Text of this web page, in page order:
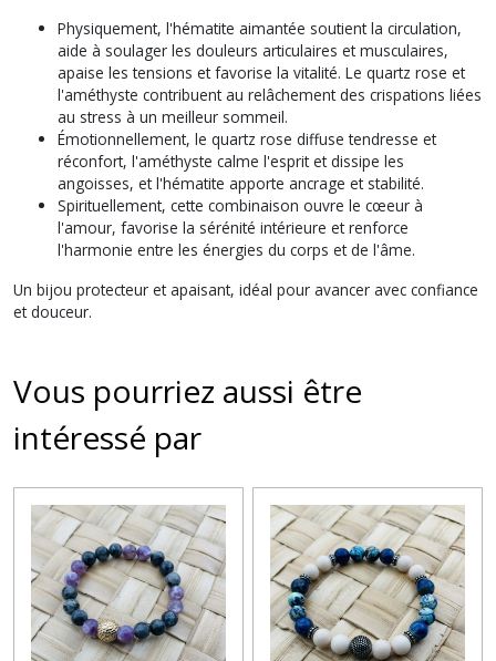
Physiquement, l'hématite aimantée soutient la circulation,
aide à soulager les douleurs articulaires et musculaires,
apaise les tensions et favorise la vitalité. Le quartz rose et
l'améthyste contribuent au relâchement des crispations liées
au stress à un meilleur sommeil.
Émotionnellement, le quartz rose diffuse tendresse et
réconfort, l'améthyste calme l'esprit et dissipe les
angoisses, et l'hématite apporte ancrage et stabilité.
Spirituellement, cette combinaison ouvre le cœeur à
l'amour, favorise la sérénité intérieure et renforce
l'harmonie entre les énergies du corps et de l'âme.
Un bijou protecteur et apaisant, idéal pour avancer avec confiance
et douceur.
Vous pourriez aussi être
intéressé par